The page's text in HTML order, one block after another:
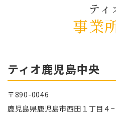
ティ
事業
ティオ⿅児島中央
〒890-0046
⿅児島県⿅児島市⻄⽥１丁⽬４